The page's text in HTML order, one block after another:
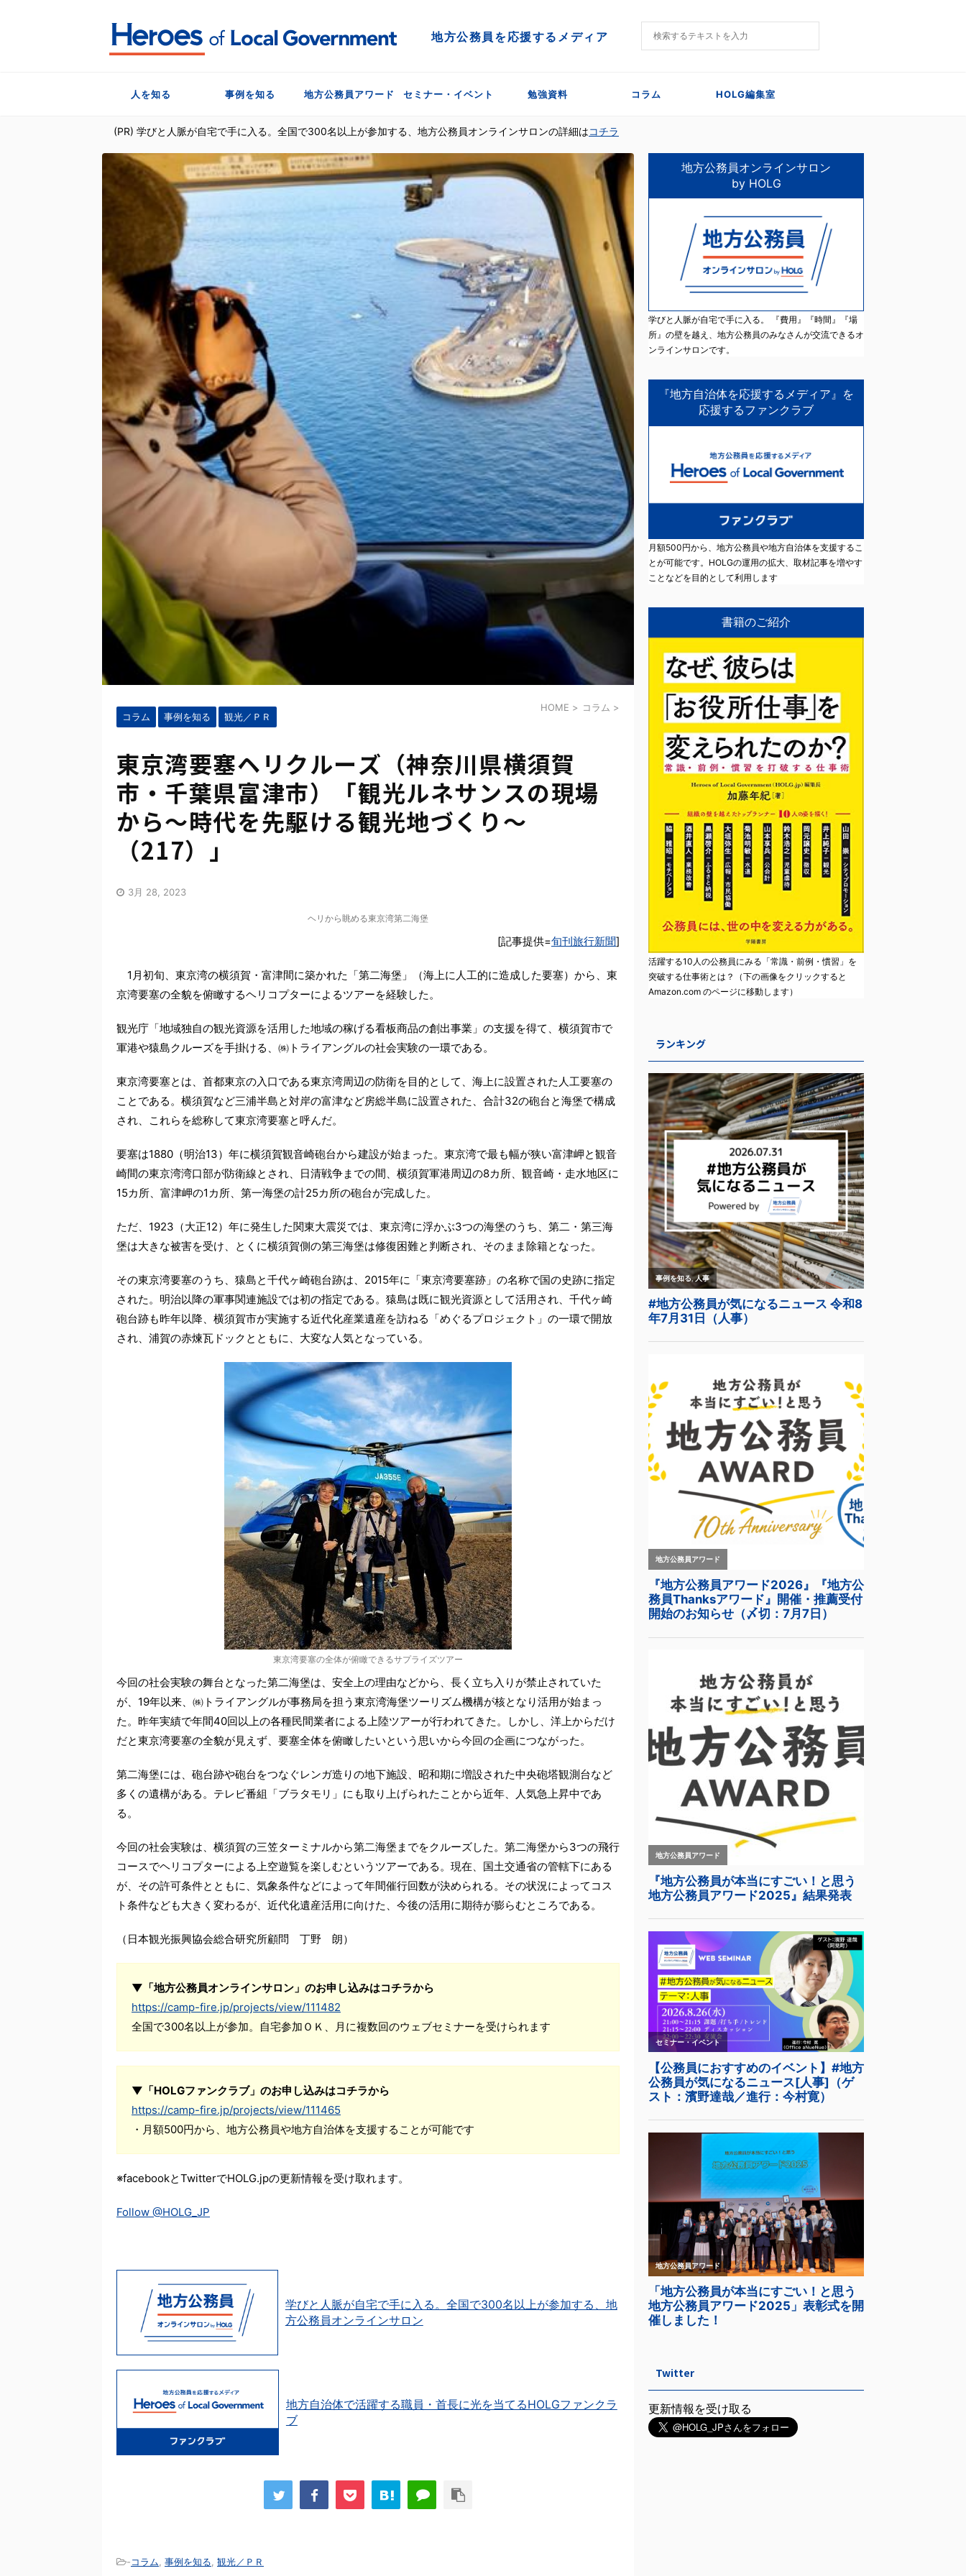
地方公務員を応援するメディア
人を知る 事例を知る 地方公務員アワード セミナー・イベント 勉強資料 コラム HOLG編集室
(PR) 学びと人脈が自宅で手に入る。全国で300名以上が参加する、地方公務員オンラインサロンの詳細はコチラ
HOME > コラム >
コラム
事例を知る 観光／ＰＲ
東京湾要塞ヘリクルーズ（神奈川県横須賀
市・千葉県富津市）「観光ルネサンスの現場
から～時代を先駆ける観光地づくり～
（217）」
3月 28, 2023
ヘリから眺める東京湾第二海堡
[記事提供=旬刊旅行新聞]
1月初旬、東京湾の横須賀・富津間に築かれた「第二海堡」（海上に人工的に造成した要塞）から、東
京湾要塞の全貌を俯瞰するヘリコプターによるツアーを経験した。
観光庁「地域独自の観光資源を活用した地域の稼げる看板商品の創出事業」の支援を得て、横須賀市で
軍港や猿島クルーズを手掛ける、㈱トライアングルの社会実験の一環である。
東京湾要塞とは、首都東京の入口である東京湾周辺の防衛を目的として、海上に設置された人工要塞の
ことである。横須賀など三浦半島と対岸の富津など房総半島に設置された、合計32の砲台と海堡で構成
され、これらを総称して東京湾要塞と呼んだ。
要塞は1880（明治13）年に横須賀観音崎砲台から建設が始まった。東京湾で最も幅が狭い富津岬と観音
崎間の東京湾湾口部が防衛線とされ、日清戦争までの間、横須賀軍港周辺の8カ所、観音崎・走水地区に
15カ所、富津岬の1カ所、第一海堡の計25カ所の砲台が完成した。
ただ、1923（大正12）年に発生した関東大震災では、東京湾に浮かぶ3つの海堡のうち、第二・第三海
堡は大きな被害を受け、とくに横須賀側の第三海堡は修復困難と判断され、そのまま除籍となった。
その東京湾要塞のうち、猿島と千代ヶ崎砲台跡は、2015年に「東京湾要塞跡」の名称で国の史跡に指定
された。明治以降の軍事関連施設では初の指定である。猿島は既に観光資源として活用され、千代ヶ崎
砲台跡も昨年以降、横須賀市が実施する近代化産業遺産を訪ねる「めぐるプロジェクト」の一環で開放
され、浦賀の赤煉瓦ドックとともに、大変な人気となっている。
東京湾要塞の全体が俯瞰できるサプライズツアー
今回の社会実験の舞台となった第二海堡は、安全上の理由などから、長く立ち入りが禁止されていた
が、19年以来、㈱トライアングルが事務局を担う東京湾海堡ツーリズム機構が核となり活用が始まっ
た。昨年実績で年間40回以上の各種民間業者による上陸ツアーが行われてきた。しかし、洋上からだけ
だと東京湾要塞の全貌が見えず、要塞全体を俯瞰したいという思いから今回の企画につながった。
第二海堡には、砲台跡や砲台をつなぐレンガ造りの地下施設、昭和期に増設された中央砲塔観測台など
多くの遺構がある。テレビ番組「ブラタモリ」にも取り上げられたことから近年、人気急上昇中であ
る。
今回の社会実験は、横須賀の三笠ターミナルから第二海堡までをクルーズした。第二海堡から3つの飛行
コースでヘリコプターによる上空遊覧を楽しむというツアーである。現在、国土交通省の管轄下にある
が、その許可条件とともに、気象条件などによって年間催行回数が決められる。その状況によってコス
ト条件なども大きく変わるが、近代化遺産活用に向けた、今後の活用に期待が膨らむところである。
（日本観光振興協会総合研究所顧問 丁野 朗）
▼「地方公務員オンラインサロン」のお申し込みはコチラから
https://camp-fire.jp/projects/view/111482
全国で300名以上が参加。自宅参加ＯＫ、月に複数回のウェブセミナーを受けられます
▼「HOLGファンクラブ」のお申し込みはコチラから
https://camp-fire.jp/projects/view/111465
・月額500円から、地方公務員や地方自治体を支援することが可能です
※facebookとTwitterでHOLG.jpの更新情報を受け取れます。
Follow @HOLG_JP
学びと人脈が自宅で手に入る。全国で300名以上が参加する、地
方公務員オンラインサロン
地方自治体で活躍する職員・首長に光を当てるHOLGファンクラ
ブ
-コラム 事例を知る 観光／ＰＲ
地方公務員オンラインサロン
by HOLG
学びと人脈が自宅で手に入る。 『費用』『時間』『場
所』の壁を越え、地方公務員のみなさんが交流できるオ
ンラインサロンです。
『地方自治体を応援するメディア』を
応援するファンクラブ
月額500円から、地方公務員や地方自治体を支援するこ
とが可能です。HOLGの運用の拡大、取材記事を増やす
ことなどを目的として利用します
書籍のご紹介
活躍する10人の公務員にみる「常識・前例・慣習」を
突破する仕事術とは？（下の画像をクリックすると
Amazon.com のページに移動します）
ランキング
Twitter
更新情報を受け取る